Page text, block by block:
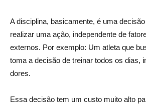
A disciplina, basicamente, é uma
realizar uma ação, independente de
externos. Por exemplo: Um atleta que
toma a decisão de treinar todos os dias,
dores.
Essa decisão tem um custo muito alto